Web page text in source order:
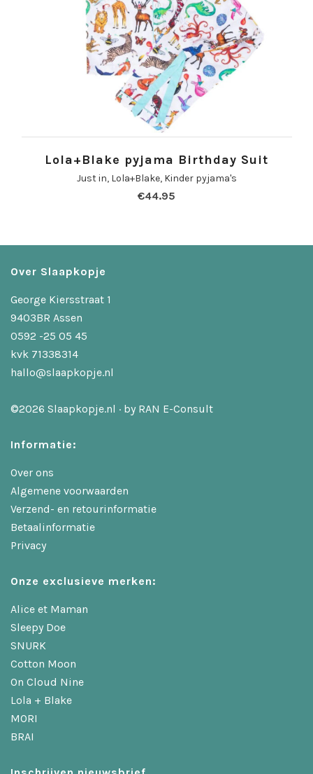
Lola+Blake pyjama Birthday Suit
Just in, Lola+Blake, Kinder pyjama's
€44.95
Over Slaapkopje
George Kiersstraat 1
9403BR Assen
0592 -25 05 45
kvk 71338314
hallo@slaapkopje.nl
©2026 Slaapkopje.nl · by RAN E-Consult
Informatie:
Over ons
Algemene voorwaarden
Verzend- en retourinformatie
Betaalinformatie
Privacy
Onze exclusieve merken:
Alice et Maman
Sleepy Doe
SNURK
Cotton Moon
On Cloud Nine
Lola + Blake
MORI
BRAI